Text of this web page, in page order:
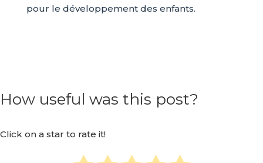
pour le développement des enfants.
How useful was this post?
Click on a star to rate it!